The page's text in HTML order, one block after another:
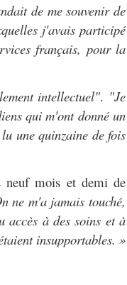
de me souvenir de
j'avais participé
français, pour la
intellectuel". "Je
qui m'ont donné un
une quinzaine de fois
neuf mois et demi de
ne m'a jamais touché,
accès à des soins et à
insupportables. »